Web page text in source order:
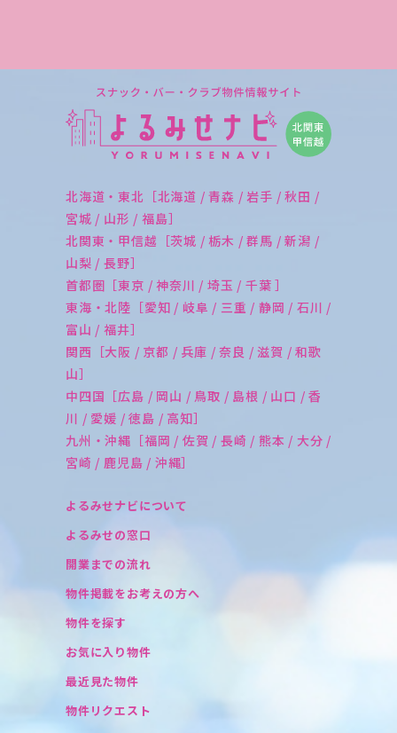
北海道・東北［北海道 / 青森 / 岩手 / 秋田 /
宮城 / 山形 / 福島］
北関東・甲信越［茨城 / 栃木 / 群馬 / 新潟 /
山梨 / 長野］
首都圏［東京 / 神奈川 / 埼玉 / 千葉 ］
東海・北陸［愛知 / 岐阜 / 三重 / 静岡 / 石川 /
富山 / 福井］
関西［大阪 / 京都 / 兵庫 / 奈良 / 滋賀 / 和歌
山］
中四国［広島 / 岡山 / 鳥取 / 島根 / 山口 / 香
川 / 愛媛 / 徳島 / 高知］
九州・沖縄［福岡 / 佐賀 / 長崎 / 熊本 / 大分 /
宮崎 / 鹿児島 / 沖縄］
よるみせナビについて
よるみせの窓口
開業までの流れ
物件掲載をお考えの方へ
物件を探す
お気に入り物件
最近見た物件
物件リクエスト